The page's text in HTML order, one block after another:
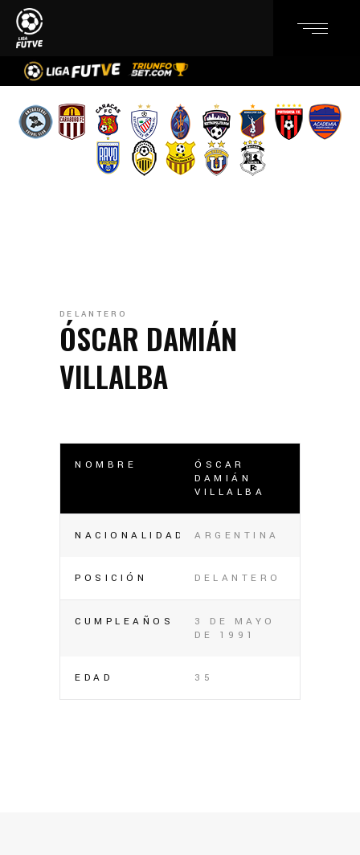
DELANTERO
ÓSCAR DAMIÁN
VILLALBA
NOMBRE
ÓSCAR
DAMIÁN
VILLALBA
NACIONALIDAD ARGENTINA
POSICIÓN DELANTERO
CUMPLEAÑOS
3 DE MAYO
DE 1991
EDAD 35